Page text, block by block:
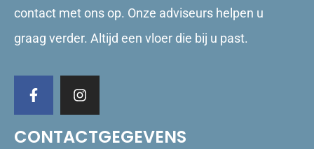
contact met ons op. Onze adviseurs helpen u
graag verder. Altijd een vloer die bij u past.
CONTACTGEGEVENS